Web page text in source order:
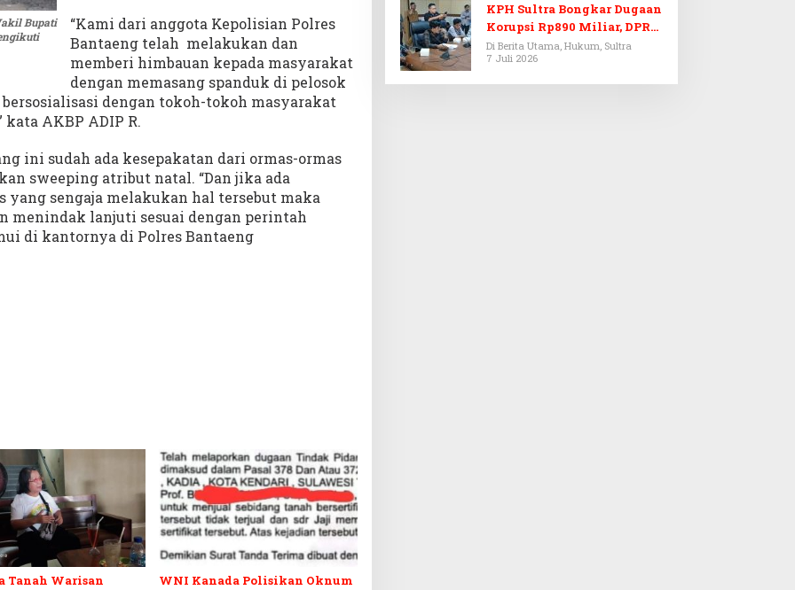
Bupati
“Kami dari anggota Kepolisian Polres
Bantaeng telah melakukan dan
memberi himbauan kepada masyarakat
dengan memasang spanduk di pelosok
dengan tokoh-tokoh masyarakat
AKBP ADIP R.
ini sudah ada kesepakatan dari ormas-ormas
sweeping atribut natal. “Dan jika ada
yang sengaja melakukan hal tersebut maka
menindak lanjuti sesuai dengan perintah
di kantornya di Polres Bantaeng
Tanah Warisan WNI Kanada Polisikan Oknum
KPH Sultra Bongkar Dugaan
Korupsi Rp890 Miliar, DPRD
Sultra Gelar RDP
Di Berita Utama, Hukum, Sultra
7 Juli 2026